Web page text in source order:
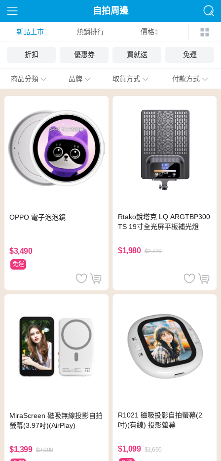
自拍周邊
新品上市 熱銷排行 價格
折扣 優惠券 買就送 免運
商品分類 品牌 取貨方式 付款方式
OPPO 電子泡泡鏡
$3,490
免運
Rtako銳塔克 LQ ARGTBP300
TS 19寸全光屏平板補光燈
$1,980 $2,720
MiraScreen 磁吸無線投影自拍
螢幕(3.97吋)(AirPlay)
$1,399 $2,090
R1021 磁吸投影自拍螢幕(2
吋)(有線) 投影螢幕
$1,099 $1,690